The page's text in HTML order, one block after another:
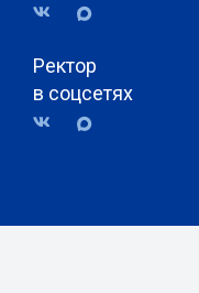
Ректор
в соцсетях